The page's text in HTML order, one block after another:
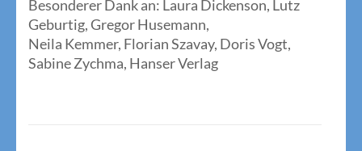
Besonderer Dank an: Laura Dickenson, Lutz
Geburtig, Gregor Husemann,
Neila Kemmer, Florian Szavay, Doris Vogt,
Sabine Zychma, Hanser Verlag